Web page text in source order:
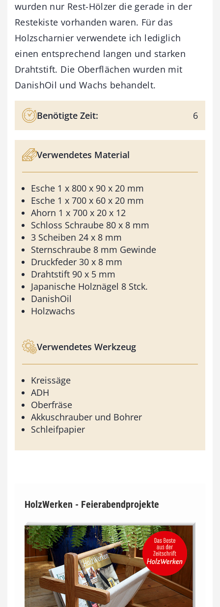
wurden nur Rest-Hölzer die gerade in der
Restekiste vorhanden waren. Für das
Holzscharnier verwendete ich lediglich
einen entsprechend langen und starken
Drahtstift. Die Oberflächen wurden mit
DanishOil und Wachs behandelt.
Benötigte Zeit: 6
Verwendetes Material
Esche 1 x 800 x 90 x 20 mm
Esche 1 x 700 x 60 x 20 mm
Ahorn 1 x 700 x 20 x 12
Schloss Schraube 80 x 8 mm
3 Scheiben 24 x 8 mm
Sternschraube 8 mm Gewinde
Druckfeder 30 x 8 mm
Drahtstift 90 x 5 mm
Japanische Holznägel 8 Stck.
DanishOil
Holzwachs
Verwendetes Werkzeug
Kreissäge
ADH
Oberfräse
Akkuschrauber und Bohrer
Schleifpapier
HolzWerken - Feierabendprojekte